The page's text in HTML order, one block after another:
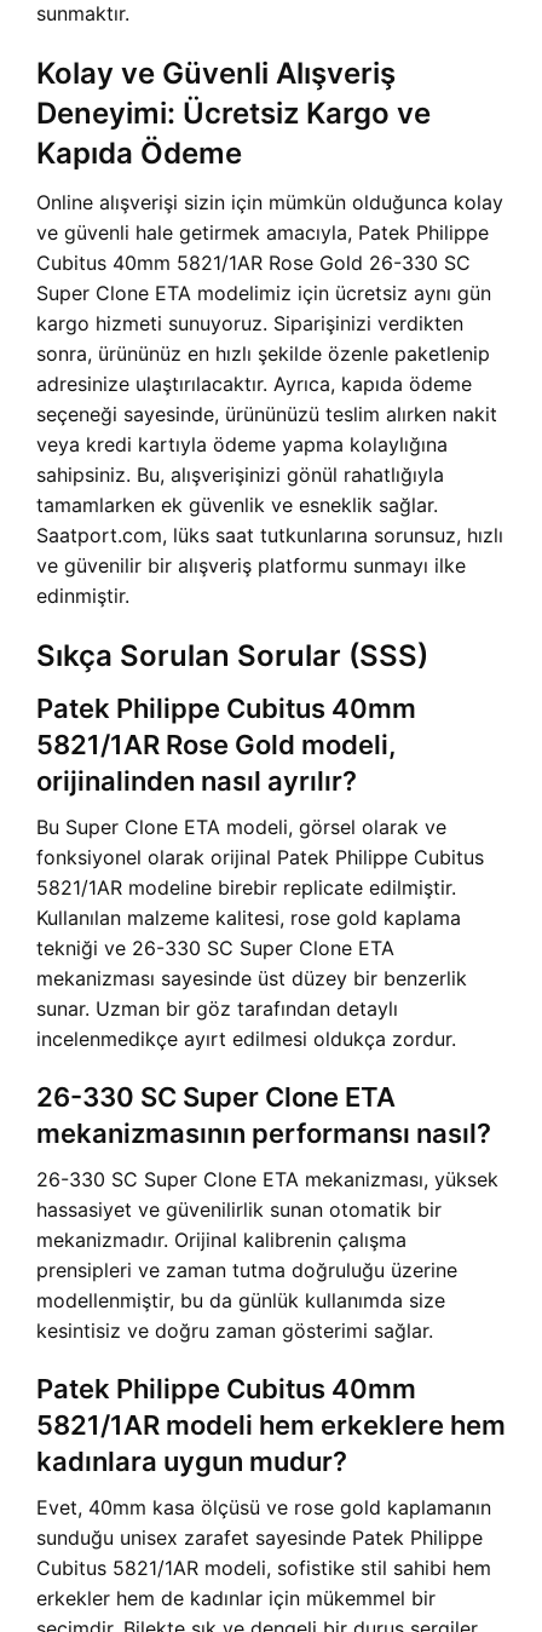
sunmaktır.
Kolay ve Güvenli Alışveriş
Deneyimi: Ücretsiz Kargo ve
Kapıda Ödeme
Online alışverişi sizin için mümkün olduğunca kolay
ve güvenli hale getirmek amacıyla, Patek Philippe
Cubitus 40mm 5821/1AR Rose Gold 26-330 SC
Super Clone ETA modelimiz için ücretsiz aynı gün
kargo hizmeti sunuyoruz. Siparişinizi verdikten
sonra, ürününüz en hızlı şekilde özenle paketlenip
adresinize ulaştırılacaktır. Ayrıca, kapıda ödeme
seçeneği sayesinde, ürününüzü teslim alırken nakit
veya kredi kartıyla ödeme yapma kolaylığına
sahipsiniz. Bu, alışverişinizi gönül rahatlığıyla
tamamlarken ek güvenlik ve esneklik sağlar.
Saatport.com, lüks saat tutkunlarına sorunsuz, hızlı
ve güvenilir bir alışveriş platformu sunmayı ilke
edinmiştir.
Sıkça Sorulan Sorular (SSS)
Patek Philippe Cubitus 40mm
5821/1AR Rose Gold modeli,
orijinalinden nasıl ayrılır?
Bu Super Clone ETA modeli, görsel olarak ve
fonksiyonel olarak orijinal Patek Philippe Cubitus
5821/1AR modeline birebir replicate edilmiştir.
Kullanılan malzeme kalitesi, rose gold kaplama
tekniği ve 26-330 SC Super Clone ETA
mekanizması sayesinde üst düzey bir benzerlik
sunar. Uzman bir göz tarafından detaylı
incelenmedikçe ayırt edilmesi oldukça zordur.
26-330 SC Super Clone ETA
mekanizmasının performansı nasıl?
26-330 SC Super Clone ETA mekanizması, yüksek
hassasiyet ve güvenilirlik sunan otomatik bir
mekanizmadır. Orijinal kalibrenin çalışma
prensipleri ve zaman tutma doğruluğu üzerine
modellenmiştir, bu da günlük kullanımda size
kesintisiz ve doğru zaman gösterimi sağlar.
Patek Philippe Cubitus 40mm
5821/1AR modeli hem erkeklere hem
kadınlara uygun mudur?
Evet, 40mm kasa ölçüsü ve rose gold kaplamanın
sunduğu unisex zarafet sayesinde Patek Philippe
Cubitus 5821/1AR modeli, sofistike stil sahibi hem
erkekler hem de kadınlar için mükemmel bir